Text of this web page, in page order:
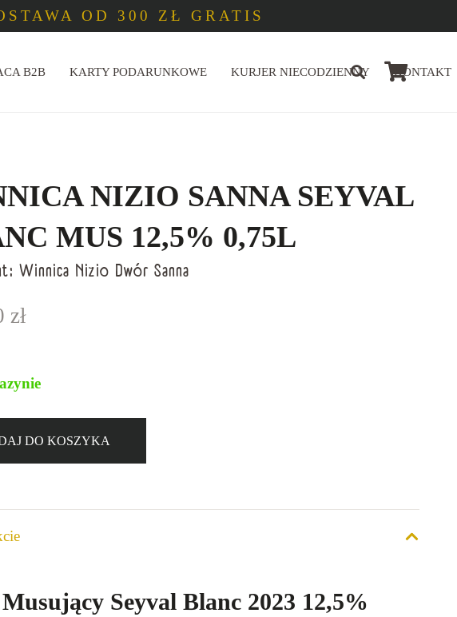
OD 300 ZŁ GRATIS
B2B KARTY PODARUNKOWE KURJER NIECODZIENNY KONTAKT
NIZIO SANNA SEYVAL
MUS 12,5% 0,75L
Winnica Nizio Dwór Sanna
zł
DO KOSZYKA
Seyval Blanc 2023 12,5%